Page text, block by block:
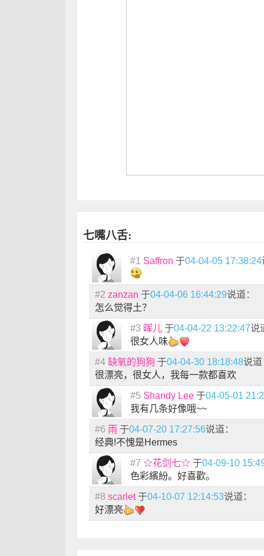
七嘴八舌:
#1 Saffron 于04-04-05 17:38:24
#2 zanzan 于04-04-06 16:44:29说道：
怎么觉得土？
#3 晖儿 于04-04-22 13:22:47说
很女人味
#4 缺氧的狗狗 于04-04-30 18:18:48说道
很漂亮，很女人，我每一款都喜欢
#5 Shandy Lee 于04-05-01
我有几条好像哦~~
#6 雨 于04-07-20 17:27:56说道：
经典!不愧是Hermes
#7 ☆花剑七☆ 于04-09-10
色彩繽紛。好喜歡。
#8 scarlet于04-10-07 12:14:53说道：
好漂亮